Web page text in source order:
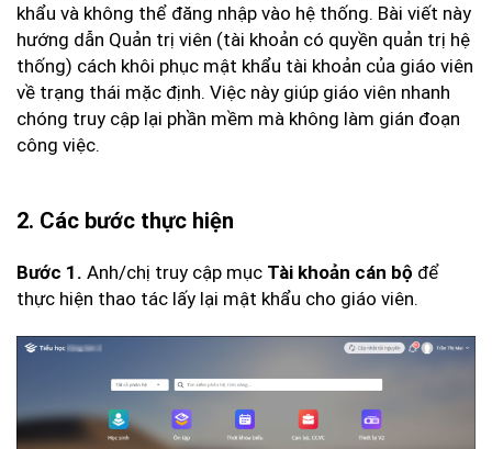
khẩu và không thể đăng nhập vào hệ thống. Bài viết này
hướng dẫn Quản trị viên (tài khoản có quyền quản trị hệ
thống) cách khôi phục mật khẩu tài khoản của giáo viên
về trạng thái mặc định. Việc này giúp giáo viên nhanh
chóng truy cập lại phần mềm mà không làm gián đoạn
công việc.
2. Các bước thực hiện
Bước 1. Anh/chị truy cập mục Tài khoản cán bộ để
thực hiện thao tác lấy lại mật khẩu cho giáo viên.